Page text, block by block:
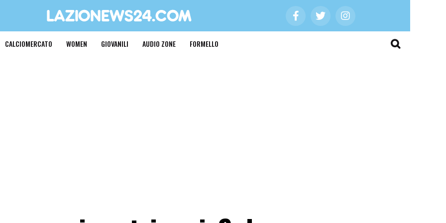
CALCIOMERCATO WOMEN GIOVANILI AUDIO ZONE FORMELLO